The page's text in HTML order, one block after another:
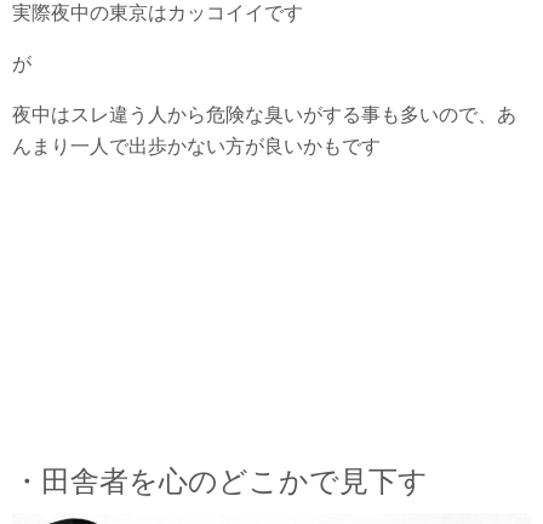
実際夜中の東京はカッコイイです
が
夜中はスレ違う人から危険な臭いがする事も多いので、あ
んまり一人で出歩かない方が良いかもです
・田舎者を心のどこかで見下す